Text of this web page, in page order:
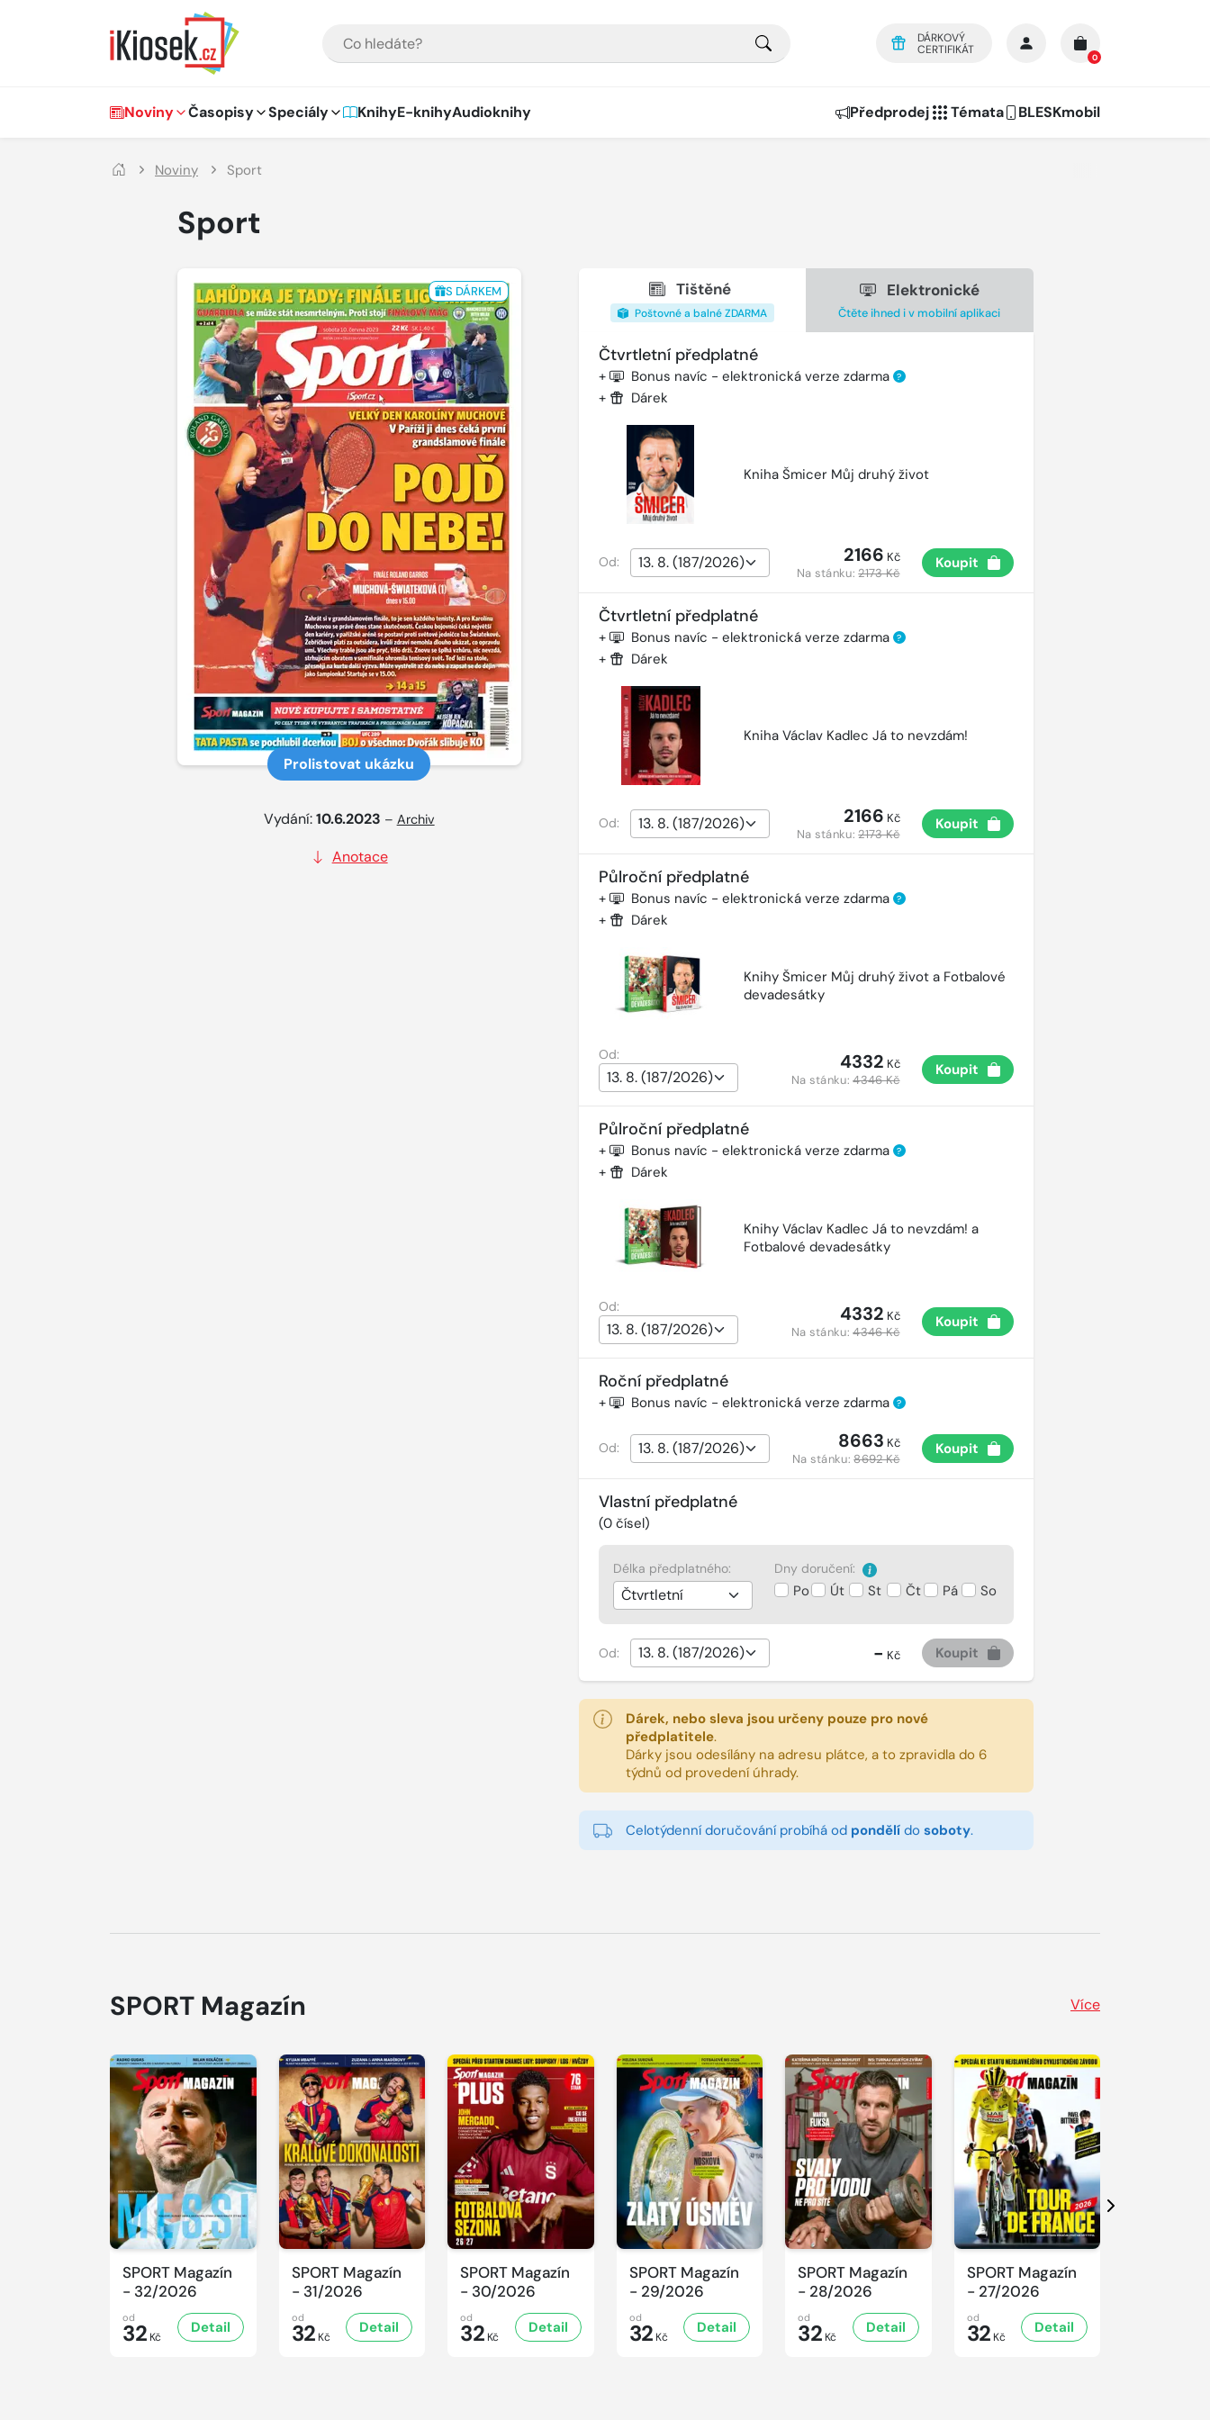
DÁRKOVÝ
CERTIFIKÁT
0
Hlavní navigace
Noviny Časopisy Speciály KnihyE-knihyAudioknihy Předprodej Témata BLESKmobil
Noviny Sport
Sport
S DÁRKEM
Prolistovat ukázku
Vydání:10.6.2023 – Archiv
Anotace
Tištěné
Poštovné a balné ZDARMA
Elektronické
Čtěte ihned i v mobilní aplikaci
Čtvrtletní předplatné
+ Bonus navíc - elektronická verze zdarma ?
+ Dárek
Kniha Šmicer Můj druhý život
Od: 2166 Kč
Na stánku:2173 Kč
Koupit
Čtvrtletní předplatné
+ Bonus navíc - elektronická verze zdarma ?
+ Dárek
Kniha Václav Kadlec Já to nevzdám!
Od: 2166 Kč
Na stánku:2173 Kč
Koupit
Půlroční předplatné
+ Bonus navíc - elektronická verze zdarma ?
+ Dárek
Knihy Šmicer Můj druhý život a Fotbalové
devadesátky
Od: 4332 Kč
Na stánku:4346 Kč
Koupit
Půlroční předplatné
+ Bonus navíc - elektronická verze zdarma ?
+ Dárek
Knihy Václav Kadlec Já to nevzdám! a
Fotbalové devadesátky
Od: 4332 Kč
Na stánku:4346 Kč
Koupit
Roční předplatné
+ Bonus navíc - elektronická verze zdarma ?
Od: 8663 Kč
Na stánku:8692 Kč
Koupit
Vlastní předplatné
(0čísel)
Délka předplatného: Dny doručení:
Po Út St Čt Pá So
Od: - Kč Koupit
Dárek, nebo sleva jsou určeny pouze pro nové
předplatitele.
Dárky jsou odesílány na adresu plátce, a to zpravidla do 6
týdnů od provedení úhrady.
Celotýdenní doručování probíhá od pondělído soboty.
SPORT Magazín Více
SPORT Magazín
- 32/2026
od
32 Kč
Detail
SPORT Magazín
- 31/2026
od
32 Kč
Detail
SPORT Magazín
- 30/2026
od
32 Kč
Detail
SPORT Magazín
- 29/2026
od
32 Kč
Detail
SPORT Magazín
- 28/2026
od
32 Kč
Detail
SPORT Magazín
- 27/2026
od
32 Kč
Detail
Další